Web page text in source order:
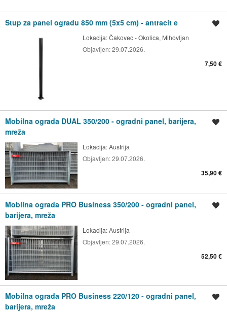
Stup za panel ogradu 850 mm (5x5 cm) - antracit e
Lokacija:Čakovec - Okolica, Mihovljan
Objavljen:29.07.2026.
7,50 €
Mobilna ograda DUAL 350/200 - ogradni panel, barijera,
mreža
Lokacija:Austrija
Objavljen:29.07.2026.
35,90 €
Mobilna ograda PRO Business 350/200 - ogradni panel,
barijera, mreža
Lokacija:Austrija
Objavljen:29.07.2026.
52,50 €
Mobilna ograda PRO Business 220/120 - ogradni panel,
barijera, mreža